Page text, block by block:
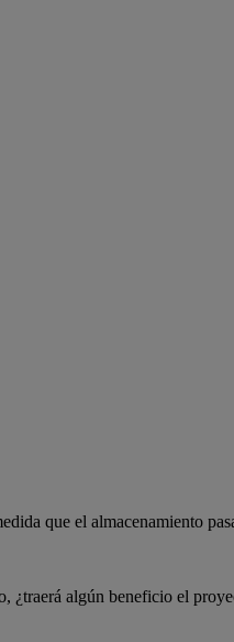
que el almacenamiento
¿traerá algún beneficio el